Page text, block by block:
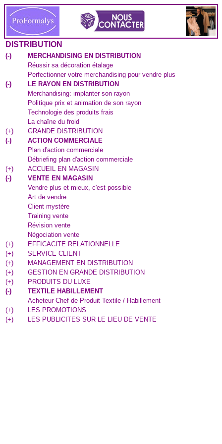
DISTRIBUTION
(-)
MERCHANDISING EN DISTRIBUTION
Réussir sa décoration étalage
Perfectionner votre merchandising pour vendre plus
(-)
LE RAYON EN DISTRIBUTION
Merchandising: implanter son rayon
Politique prix et animation de son rayon
Technologie des produits frais
La chaîne du froid
(+)
GRANDE DISTRIBUTION
(-)
ACTION COMMERCIALE
Plan d'action commerciale
Débriefing plan d'action commerciale
(+)
ACCUEIL EN MAGASIN
(-)
VENTE EN MAGASIN
Vendre plus et mieux, c'est possible
Art de vendre
Client mystère
Training vente
Révision vente
Négociation vente
(+)
EFFICACITE RELATIONNELLE
(+)
SERVICE CLIENT
(+)
MANAGEMENT EN DISTRIBUTION
(+)
GESTION EN GRANDE DISTRIBUTION
(+)
PRODUITS DU LUXE
(-)
TEXTILE HABILLEMENT
Acheteur Chef de Produit Textile / Habillement
(+)
LES PROMOTIONS
(+) LES PUBLICITES SUR LE LIEU DE VENTE